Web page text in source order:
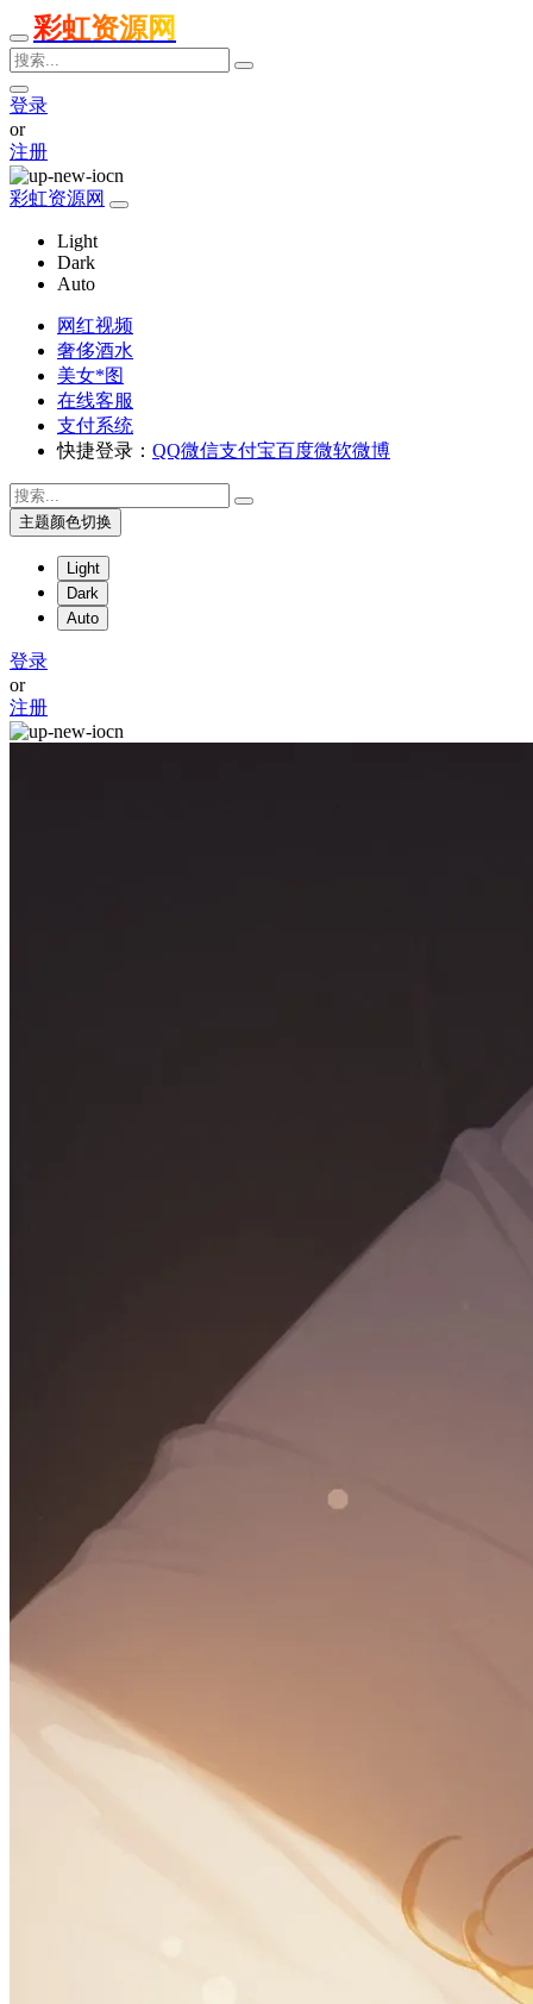
彩虹资源网
登录
or
注册
彩虹资源网
Light
Dark
Auto
网红视频
奢侈酒水
美女*图
在线客服
支付系统
快捷登录： QQ微信支付宝百度微软微博
主题颜色切换
Light
Dark
Auto
登录
or
注册